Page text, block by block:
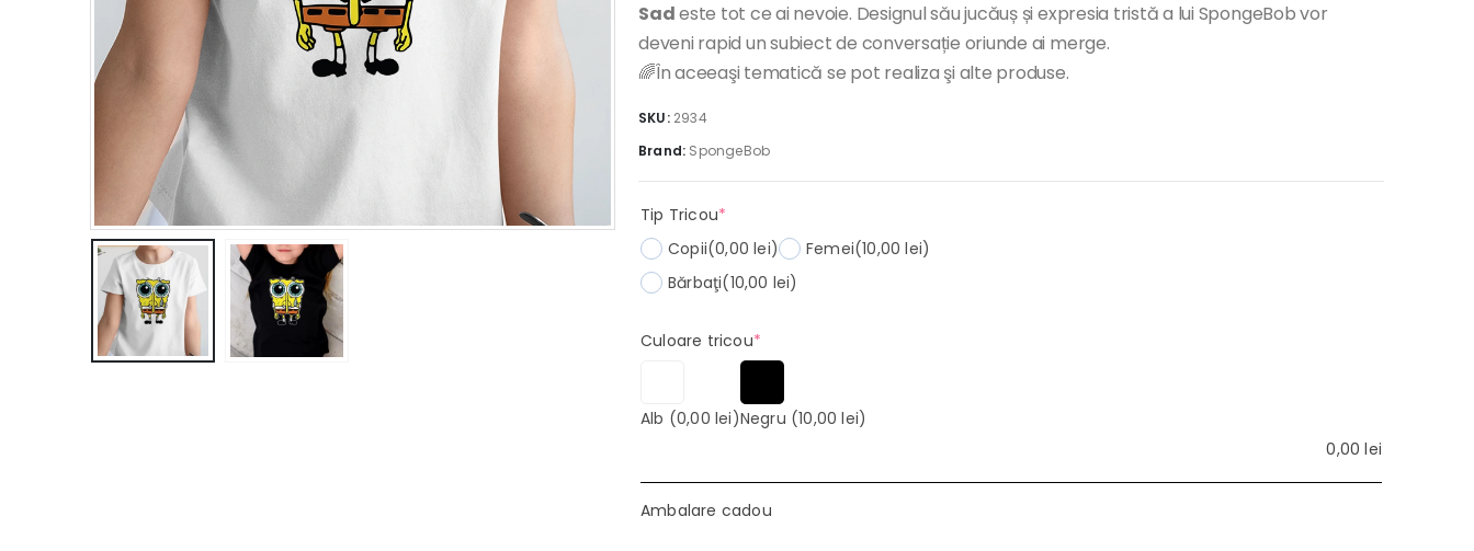
Sadeste tot ce ai nevoie. Designul său jucăuș și expresia tristă a lui SpongeBob vor
deveni rapid un subiect de conversație oriunde ai merge.
🌈În aceeaşi tematică se pot realiza şi alte produse.
SKU: 2934
Brand: SpongeBob
Tip Tricou*
Copii(0,00 lei) Femei(10,00 lei)
Bărbaţi(10,00 lei)
Culoare tricou*(required)
Alb (0,00 lei)Negru (10,00 lei)
0,00lei
Ambalare cadou